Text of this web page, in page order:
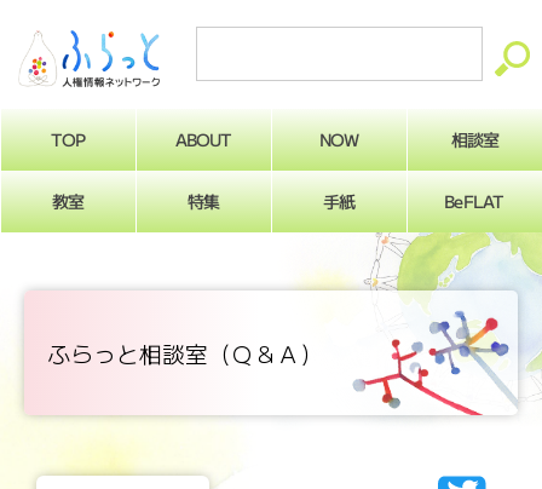
TOP ABOUT NOW 相談室
教室 特集 手紙 BeFLAT
ふらっと相談室（Ｑ＆Ａ）